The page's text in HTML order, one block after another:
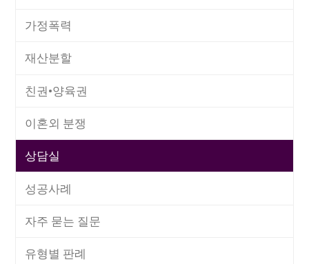
가정폭력
재산분할
친권•양육권
이혼외 분쟁
상담실
성공사례
자주 묻는 질문
유형별 판례